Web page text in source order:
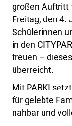
großen Auftritt
Freitag, den 4.
Schülerinnen
in den
freuen –
überreicht.
Mit PARKI
für gelebte
nahbar und